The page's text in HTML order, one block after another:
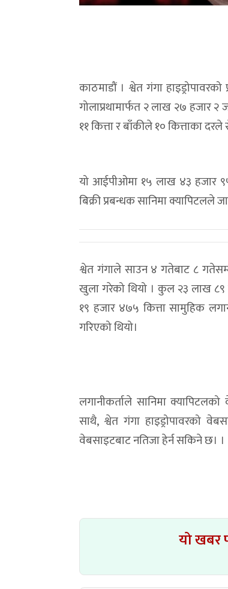
काठमाडौं । श्वेत गंगा
गोलाप्रथामार्फत २ लाख २७ हजार
११ कित्ता र बाँकीले १० कित्ताका
यो आईपीओमा १५ लाख ४३ हजार
बिक्री प्रबन्धक सानिमा क्यापिटलले
श्वेत गंगाले साउन ४ गतेबाट ८
खुला गरेको थियो । कुल २३ लाख ८९
१९ हजार ४७५ कित्ता सामुहिक
गरिएको थियो।
लगानीकर्ताले सानिमा
साथै, श्वेत गंगा हाइड्रोपावरको
वेबसाइटबाट नतिजा हेर्न सकिने छ। ।
यो खबर